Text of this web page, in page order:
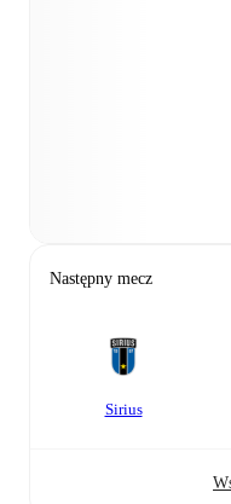
Następny mecz
Sirius